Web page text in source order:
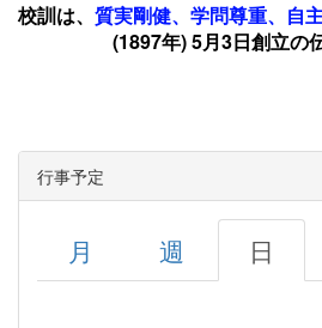
校訓は、 質実剛健、学問尊重、自
(1897年) 5月3日創立の
行事予定
月 週 日